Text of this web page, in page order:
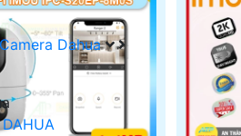
Camera Dahua